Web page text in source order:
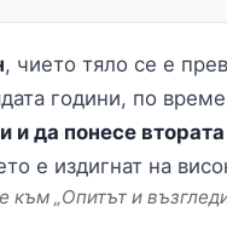
, чието тяло се е
години, по
и да понесе
е издигнат на
към „Опитът и